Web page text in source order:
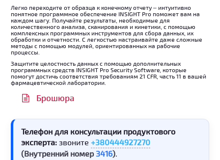
Легко переходите от образца к конечному отчету – интуитивно
понятное программное обеспечение INSIGHT Pro поможет вам на
каждом шагу. Получайте результаты, необходимые для
количественного анализа, сканирования и кинетики, с помощью
комплексных программных инструментов для сбора данных, их
обработки и отчетности. С легкостью настраивайте даже сложные
методы с помощью модулей, ориентированных на рабочие
процессы.
Защитите целостность данных с помощью дополнительных
программных средств INSIGHT Pro Security Software, которые
помогут достичь соответствия требованиям 21 CFR, часть 11 в вашей
фармацевтической лаборатории.
Брошюра
Телефон для консультации продуктового
эксперта: звоните+380444927270
(Внутренний номер 3416).